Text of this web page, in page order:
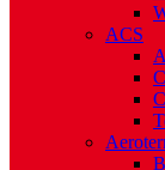
ACS